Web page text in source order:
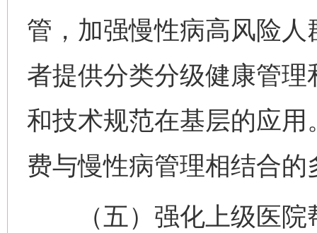
管，加强慢性病高风险
者提供分类分级健康管
和技术规范在基层的应
费与慢性病管理相结合
（五）强化上级医院